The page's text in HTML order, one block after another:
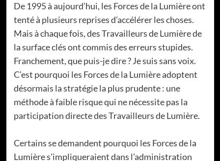
De 1995 à aujourd’hui, les Forces de la Lumière ont
tenté à plusieurs reprises d’accélérer les choses.
Mais à chaque fois, des Travailleurs de Lumière de
la surface clés ont commis des erreurs stupides.
Franchement, que puis-je dire ? Je suis sans voix.
C’est pourquoi les Forces de la Lumière adoptent
désormais la stratégie la plus prudente : une
méthode à faible risque qui ne nécessite pas la
participation directe des Travailleurs de Lumière.
Certains se demandent pourquoi les Forces de la
Lumière s’impliqueraient dans l’administration